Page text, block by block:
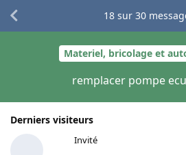
Materiel, bricolage et
remplacer pompe
Derniers visiteurs
Invité
18 sur 30